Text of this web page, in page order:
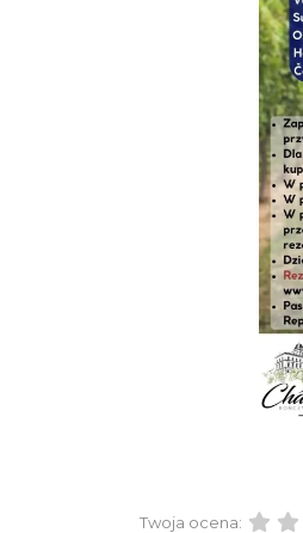
Twoja ocena: